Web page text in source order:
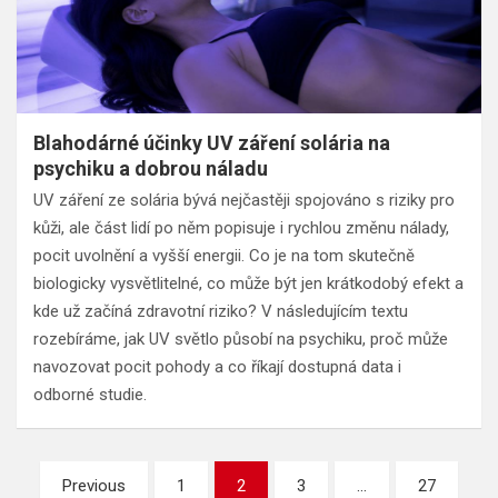
Blahodárné účinky UV záření solária na
psychiku a dobrou náladu
UV záření ze solária bývá nejčastěji spojováno s riziky pro
kůži, ale část lidí po něm popisuje i rychlou změnu nálady,
pocit uvolnění a vyšší energii. Co je na tom skutečně
biologicky vysvětlitelné, co může být jen krátkodobý efekt a
kde už začíná zdravotní riziko? V následujícím textu
rozebíráme, jak UV světlo působí na psychiku, proč může
navozovat pocit pohody a co říkají dostupná data i
odborné studie.
Stránkování
Previous 1 2 3 … 27